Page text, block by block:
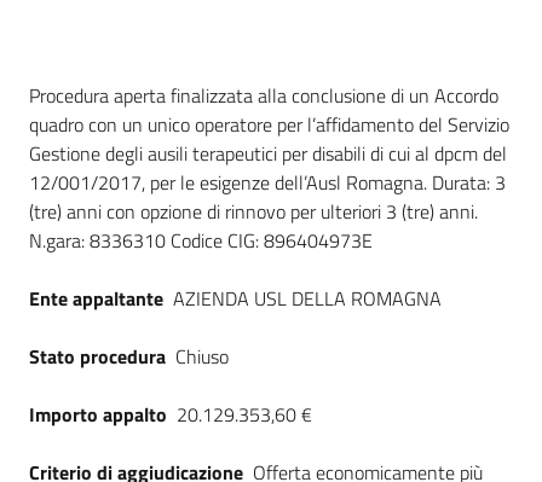
site
Seguici
su
Dati del bando
Procedura aperta finalizzata alla conclusione di un Accordo
quadro con un unico operatore per l’affidamento del Servizio
Gestione degli ausili terapeutici per disabili di cui al dpcm del
12/001/2017, per le esigenze dell’Ausl Romagna. Durata: 3
(tre) anni con opzione di rinnovo per ulteriori 3 (tre) anni.
N.gara: 8336310 Codice CIG: 896404973E
Ente appaltante AZIENDA USL DELLA ROMAGNA
Stato procedura Chiuso
Importo appalto 20.129.353,60 €
Criterio di aggiudicazione Offerta economicamente più